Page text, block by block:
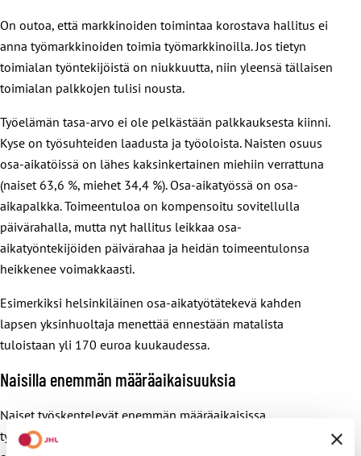
On outoa, että markkinoiden toimintaa korostava hallitus ei
anna työmarkkinoiden toimia työmarkkinoilla. Jos tietyn
toimialan työntekijöistä on niukkuutta, niin yleensä tällaisen
toimialan palkkojen tulisi nousta.
Työelämän tasa-arvo ei ole pelkästään palkkauksesta kiinni.
Kyse on työsuhteiden laadusta ja työoloista. Naisten osuus
osa-aikatöissä on lähes kaksinkertainen miehiin verrattuna
(naiset 63,6 %, miehet 34,4 %). Osa-aikatyössä on osa-
aikapalkka. Toimeentuloa on kompensoitu sovitellulla
päivärahalla, mutta nyt hallitus leikkaa osa-
aikatyöntekijöiden päivärahaa ja heidän toimeentulonsa
heikkenee voimakkaasti.
Esimerkiksi helsinkiläinen osa-aikatyötätekevä kahden
lapsen yksinhuoltaja menettää ennestään matalista
tuloistaan yli 170 euroa kuukaudessa.
Naisilla enemmän määräaikaisuuksia
Naiset työskentelevät enemmän määräaikaisissa
työsuhteissa (naiset 18,3 % miehet 13 %). Niiden tuoma